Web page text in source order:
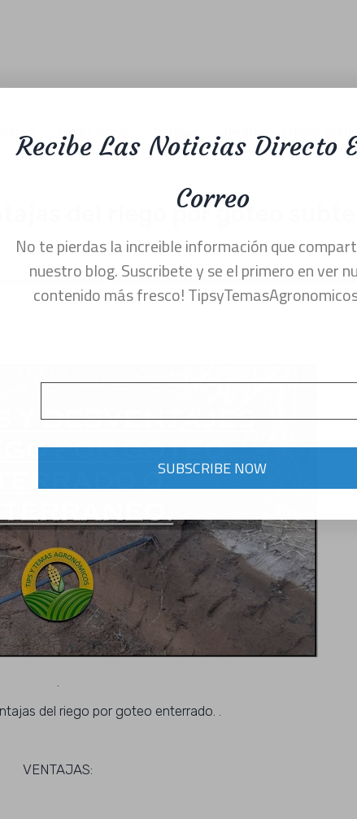
Libros Gratis
del riego por goteo
.
del riego por goteo enterrado. .
VENTAJAS:
Recibe Las Noticias Directo
Correo
No te pierdas la increible información que
nuestro blog. Suscribete y se el primero en ver
contenido más fresco!
SUBSCRIBE NOW